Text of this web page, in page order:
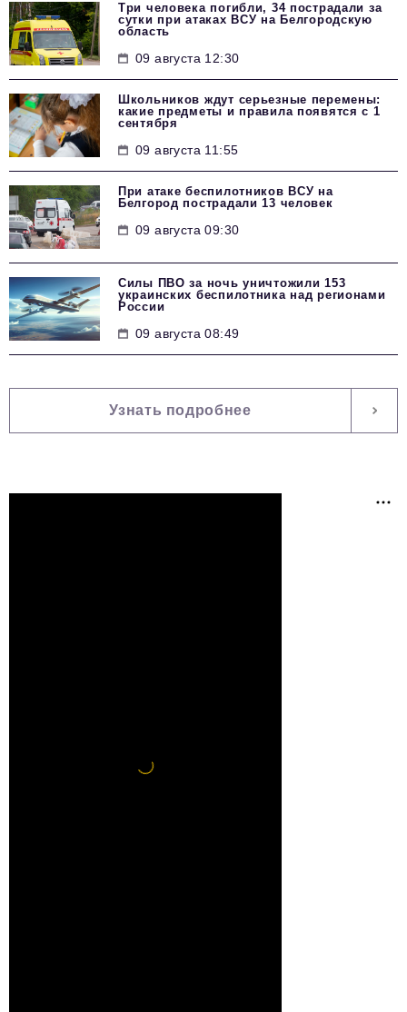
Три человека погибли, 34 пострадали за
сутки при атаках ВСУ на Белгородскую
область
09 августа 12:30
Школьников ждут серьезные перемены:
какие предметы и правила появятся с 1
сентября
09 августа 11:55
При атаке беспилотников ВСУ на
Белгород пострадали 13 человек
09 августа 09:30
Силы ПВО за ночь уничтожили 153
украинских беспилотника над регионами
России
09 августа 08:49
Узнать подробнее